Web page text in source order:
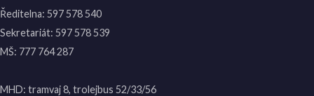
Ředitelna: 597 578 540
Sekretariát: 597 578 539
MŠ: 777 764 287
MHD: tramvaj 8, trolejbus 52/33/56